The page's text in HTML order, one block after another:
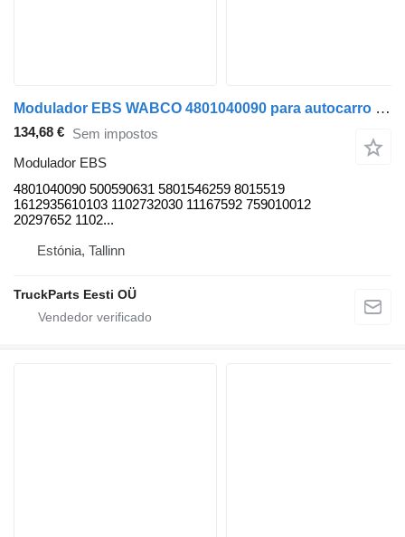
Modulador EBS WABCO 4801040090 para autocarro Solaris Urbino
134,68 € Sem impostos
Modulador EBS
4801040090 500590631 5801546259 8015519
1612935610103 1102732030 11167592 759010012
20297652 1102...
Estónia, Tallinn
TruckParts Eesti OÜ